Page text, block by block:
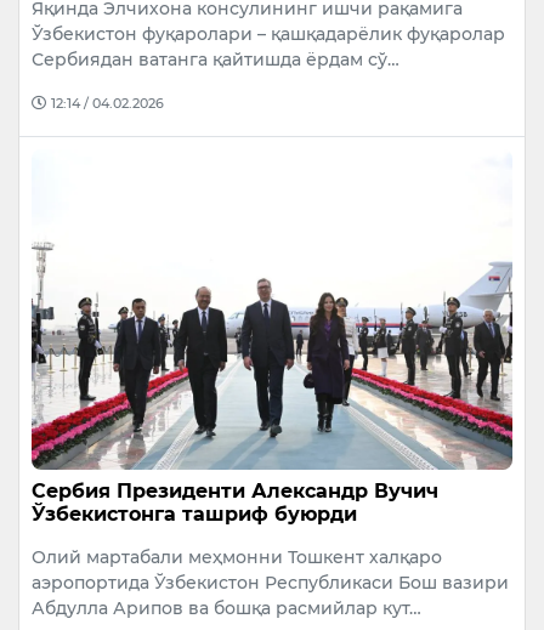
Яқинда Элчихона консулининг ишчи рақамига
Ўзбекистон фуқаролари – қашқадарёлик фуқаролар
Сербиядан ватанга қайтишда ёрдам сў…
12:14 / 04.02.2026
Сербия Президенти Александр Вучич
Ўзбекистонга ташриф буюрди
Олий мартабали меҳмонни Тошкент халқаро
аэропортида Ўзбекистон Республикаси Бош вазири
Абдулла Арипов ва бошқа расмийлар кут…